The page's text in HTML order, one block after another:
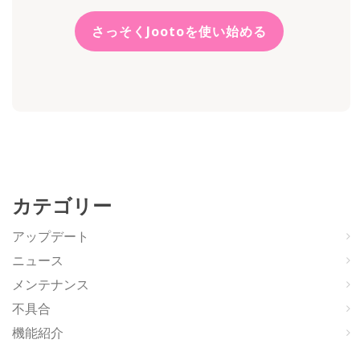
さっそくJootoを使い始める
カテゴリー
アップデート
ニュース
メンテナンス
不具合
機能紹介